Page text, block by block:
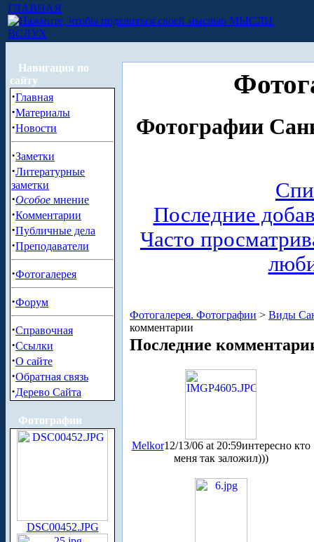
ГЛАВНАЯ
МЫСЛИ
ВСЛУХ
Навигация по
сайту
·Главная
·Материалы
·Новости
·Заметки
·Литературные
заметки
·Особое мнение
·Комментарии
·Публичные дела
·Преподаватели
·Фотогалерея
·Форум
·Справочная
·Ссылки
·О сайте
·Обратная связь
·Дерево Сайта
Фотографии
DSC00452.JPG
Фотографии
Последние
Часто
Фотогалерея. Фотографии > Виды
комментарии
Последние
Melkor12/13/06 at 20:59интересно кто
меня так заложил)))